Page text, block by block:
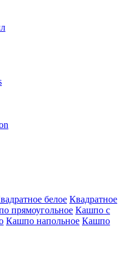
белое Квадратное
прямоугольное Кашпо с
Кашпо напольное Кашпо